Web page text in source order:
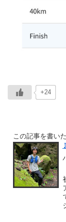
+24
この記事を書い